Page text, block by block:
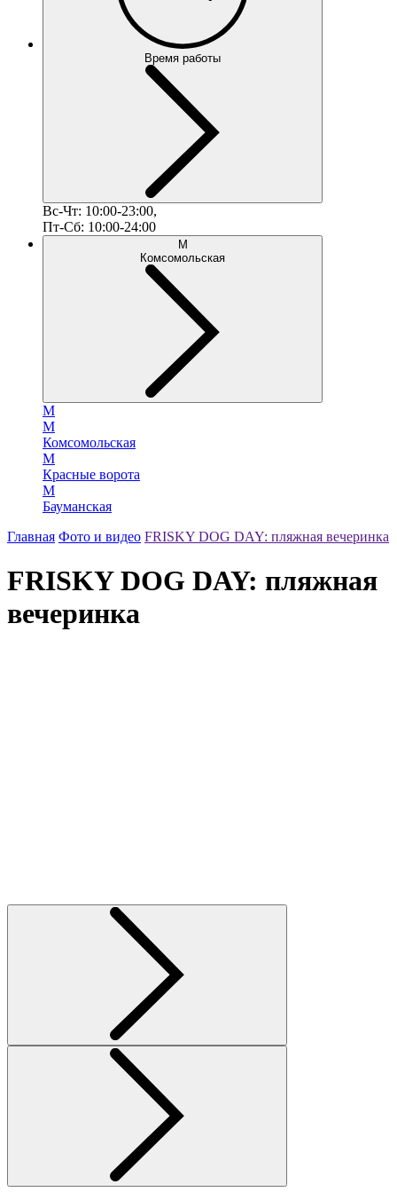
Время работы
Вс-Чт: 10:00-23:00,
Пт-Сб: 10:00-24:00
М
Комсомольская
М
М
Комсомольская
М
Красные ворота
М
Бауманская
Главная Фото и видео FRISKY DOG DAY: пляжная вечеринка
FRISKY DOG DAY: пляжная
вечеринка